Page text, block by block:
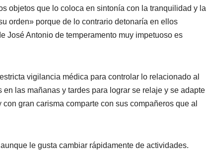
objetos que lo coloca en sintonía con la tranquilidad y la
orden» porque de lo contrario detonaría en ellos
José Antonio de temperamento muy impetuoso es
vigilancia médica para controlar lo relacionado al
las mañanas y tardes para lograr se relaje y se adapte
gran carisma comparte con sus compañeros que al
le gusta cambiar rápidamente de actividades.